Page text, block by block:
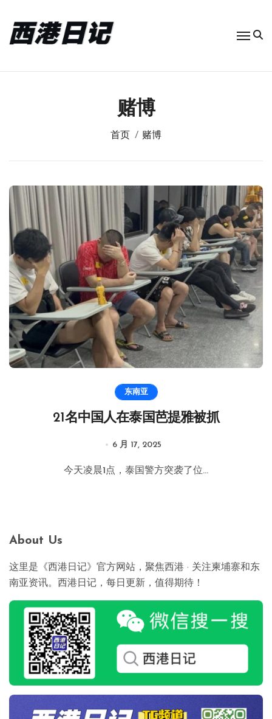
赌博
首页 赌博
东南亚
21名中国人在泰国芭提雅被抓
6 月 17, 2025
今天凌晨1点，泰国警方突袭了位...
About Us
这里是《西港日记》官方网站，聚焦西港 · 关注柬埔寨和东
南亚资讯。西港日记，每日更新，值得期待！